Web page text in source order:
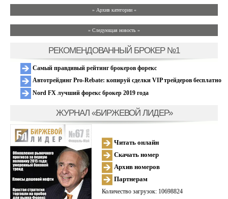
» Архив категории «
» Следующая новость »
РЕКОМЕНДОВАННЫЙ БРОКЕР №1
Самый правдивый рейтинг брокеров форекс
Автотрейдинг Pro-Rebate: копируй сделки VIP трейдеров бесплатно
Nord FX лучший форекс брокер 2019 года
ЖУРНАЛ «БИРЖЕВОЙ ЛИДЕР»
Читать онлайн
Скачать номер
Архив номеров
Партнерам
Количество загрузок: 10698824